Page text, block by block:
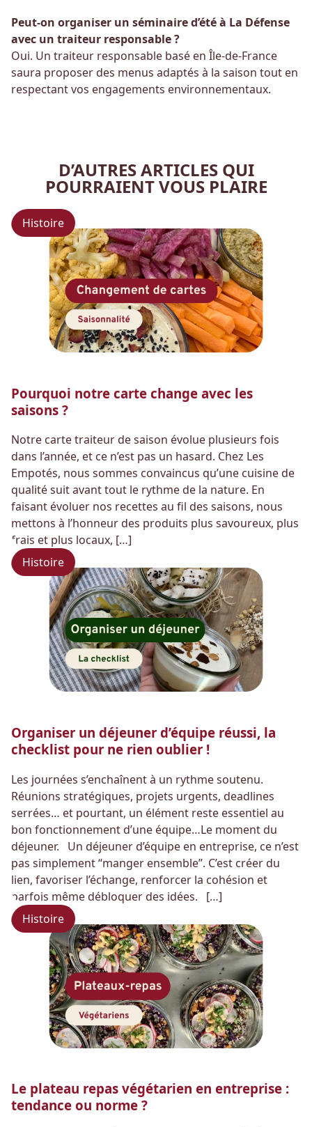
Peut-on organiser un séminaire d’été à La Défense
avec un traiteur responsable ?
Oui. Un traiteur responsable basé en Île-de-France
saura proposer des menus adaptés à la saison tout en
respectant vos engagements environnementaux.
D’AUTRES ARTICLES QUI
POURRAIENT VOUS PLAIRE
Histoire
Pourquoi notre carte change avec les
saisons ?
Notre carte traiteur de saison évolue plusieurs fois
dans l’année, et ce n’est pas un hasard. Chez Les
Empotés, nous sommes convaincus qu’une cuisine de
qualité suit avant tout le rythme de la nature. En
faisant évoluer nos recettes au fil des saisons, nous
mettons à l’honneur des produits plus savoureux, plus
frais et plus locaux, […]
Histoire
Organiser un déjeuner d’équipe réussi, la
checklist pour ne rien oublier !
Les journées s’enchaînent à un rythme soutenu.
Réunions stratégiques, projets urgents, deadlines
serrées… et pourtant, un élément reste essentiel au
bon fonctionnement d’une équipe…Le moment du
déjeuner. Un déjeuner d’équipe en entreprise, ce n’est
pas simplement “manger ensemble”. C’est créer du
lien, favoriser l’échange, renforcer la cohésion et
parfois même débloquer des idées. […]
Histoire
Le plateau repas végétarien en entreprise :
tendance ou norme ?